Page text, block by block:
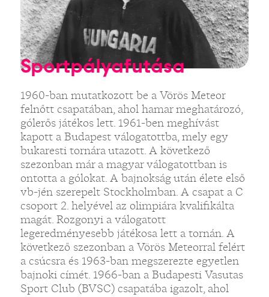
Sportpályafutása
1960-ban mutatkozott be a Vörös Meteor
felnőtt csapatában, ahol hamar meghatározó,
gólerős játékos lett. 1961-ben meghívást
kapott a Budapest válogatottba, mely egy
bukaresti tornára utazott. A következő
szezonban már a magyar válogatottban is
ontotta a gólokat. A bajnokság után élete első
vb-jén szerepelt Stockholmban. A csapat a C
csoport 2. helyével az olimpiára kvalifikálta
magát. Rozgonyi a válogatott
legeredményesebb játékosa lett a tornán. A
következő szezonban a Vörös Meteorral felért
a csúcsra és 1963-ban megszerezte egyetlen
bajnoki címét. 1966-ban a Budapesti Vasutas
Sport Club (BVSC) csapatába igazolt, ahol